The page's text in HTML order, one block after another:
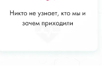
Заказать